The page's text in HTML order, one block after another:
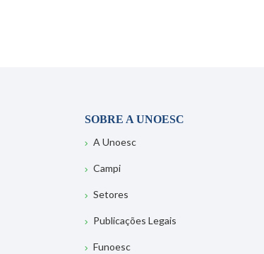
SOBRE A UNOESC
A Unoesc
Campi
Setores
Publicações Legais
Funoesc